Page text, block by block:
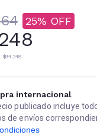
25
$94.248
internacional
publicado incluye
de envíos